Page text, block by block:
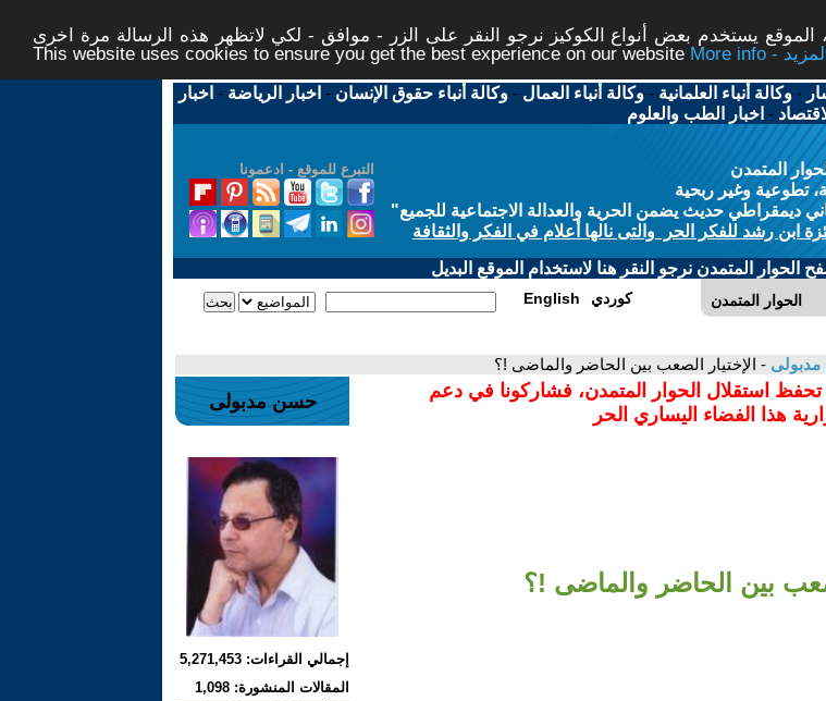
يستخدم بعض أنواع الكوكيز نرجو النقر على الزر - موافق - لكي لاتظهر هذه الرسالة مرة اخرى -
This website uses cookies to ensure you get the best experience on our website
More info - المزيد
-وكالة أنباء العلمانية -وكالة أنباء العمال -وكالة أنباء حقوق الإنسان - اخبار الرياضة - اخبار
- اخبار الطب والعلوم
التبرع للموقع - ادعمونا
المتمدن
تطوعية وغير ربحية
ديمقراطي حديث يضمن الحرية والعدالة الاجتماعية للجميع"
ابن رشد للفكر الحر والتى نالها أعلام في الفكر والثقافة
الحوار المتمدن نرجو النقر هنا لاستخدام الموقع البديل
الحوار المتمدن English كوردي
- الإختيار الصعب بين الحاضر والماضى !؟
تحفظ استقلال الحوار المتمدن، فشاركونا في دعم
هذا الفضاء اليساري الحر
بين الحاضر والماضى !؟
حسن مدبولى
إجمالي القراءات: 5,271,453
المقالات المنشورة: 1,098